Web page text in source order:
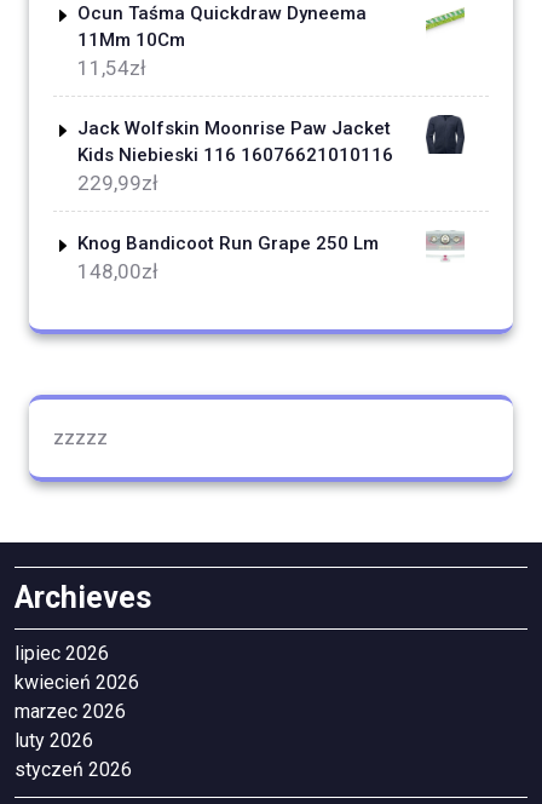
Ocun Taśma Quickdraw Dyneema
11Mm 10Cm
11,54zł
Jack Wolfskin Moonrise Paw Jacket
Kids Niebieski 116 16076621010116
229,99zł
Knog Bandicoot Run Grape 250 Lm
148,00zł
zzzzz
Archieves
lipiec 2026
kwiecień 2026
marzec 2026
luty 2026
styczeń 2026